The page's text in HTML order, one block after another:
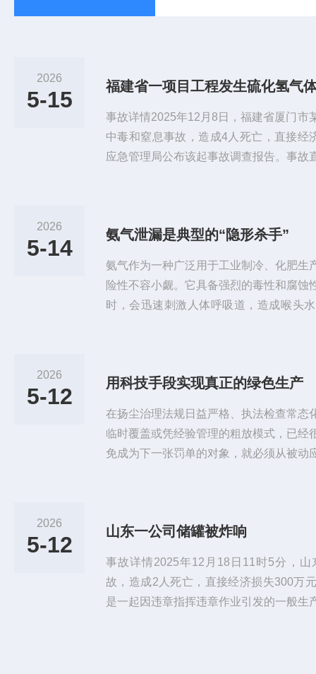
2026
5-15
福建省一项目工程发生硫化氢气
事故详情2025年12月8日，福建省厦门市
中毒和窒息事故，造成4人死亡，直接经
应急管理局公布该起事故调查报告。事故
息，倒入污水中溺水死亡。气体检测是“
2026
5-14
氨气泄漏是典型的“隐形杀手”
氨气作为一种广泛用于工业制冷、化肥生
险性不容小觑。它具备强烈的毒性和腐蚀
时，会迅速刺激人体呼吸道，造成喉头
气味混杂，人员长期暴露后嗅觉会逐渐迟
2026
5-12
用科技手段实现真正的绿色生产
在扬尘治理法规日益严格、执法检查常态
临时覆盖或凭经验管理的粗放模式，已经
免成为下一张罚单的对象，就必须从被动
功能十分强-大，支持PM2.5、PM10、噪
2026
5-12
山东一公司储罐被炸响
事故详情2025年12月18日11时5分，
故，造成2人死亡，直接经济损失300万
是一起因违章指挥违章作业引发的一般生